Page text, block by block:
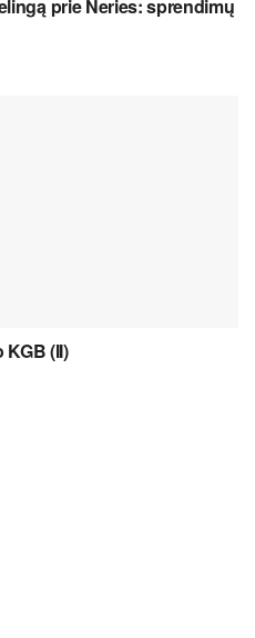
prie Neries: sprendimų
(II)